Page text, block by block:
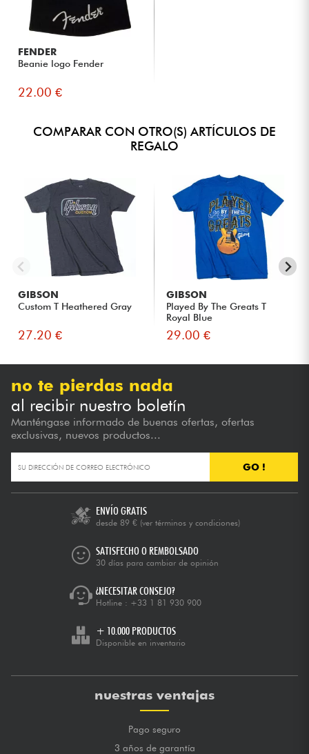
FENDER
Beanie logo Fender
22.00 €
COMPARAR CON OTRO(S) ARTÍCULOS DE
REGALO
GIBSON
Custom T Heathered Gray
27.20 €
GIBSON
Played By The Greats T
Royal Blue
29.00 €
no te pierdas nada
al recibir nuestro boletín
Manténgase informado de buenas ofertas, ofertas
exclusivas, nuevos productos...
GO !
ENVÍO GRATIS
desde 89 € (ver términos y condiciones)
SATISFECHO O REMBOLSADO
30 días para cambiar de opinión
¿NECESITAR CONSEJO?
Hotline : +33 1 81 930 900
+ 10.000 PRODUCTOS
Disponible en inventario
nuestras ventajas
Pago seguro
3 años de garantía